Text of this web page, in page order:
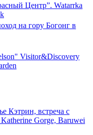
Центр”. Watarrka
на гору Богонг в
Visitor&Discovery
Кэтрин, встреча с
Gorge, Baruwei